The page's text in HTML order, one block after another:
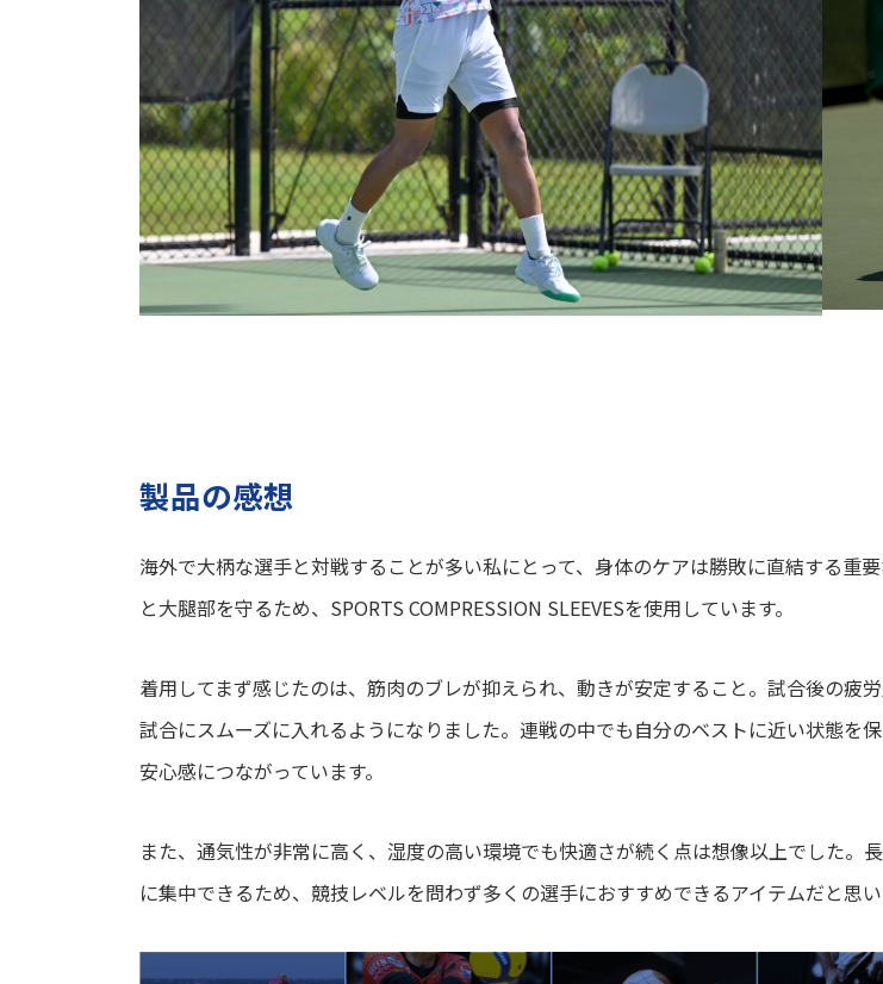
製品の感想
海外で大柄な選手と対戦することが多い私にとって、身体のケアは勝敗に直結する重
と大腿部を守るため、SPORTS COMPRESSION SLEEVESを使用しています。
着用してまず感じたのは、筋肉のブレが抑えられ、動きが安定すること。試合後の疲
試合にスムーズに入れるようになりました。連戦の中でも自分のベストに近い状態を
安心感につながっています。
また、通気性が非常に高く、湿度の高い環境でも快適さが続く点は想像以上でした。
に集中できるため、競技レベルを問わず多くの選手におすすめできるアイテムだと思い